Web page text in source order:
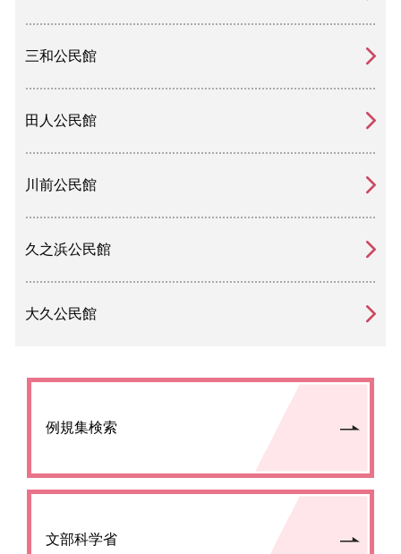
三和公民館
田人公民館
川前公民館
久之浜公民館
大久公民館
例規集検索
文部科学省